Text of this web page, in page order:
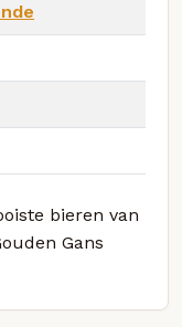
bieren van
Gans